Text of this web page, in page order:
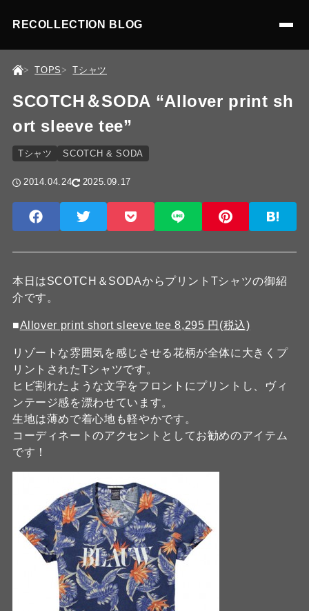
RECOLLECTION BLOG
TOPS Tシャツ
SCOTCH＆SODA “Allover print sh
ort sleeve tee”
Tシャツ SCOTCH & SODA
2014.04.24 2025.09.17
本日はSCOTCH＆SODAからプリントTシャツの御紹
介です。
■Allover print short sleeve tee 8,295 円(税込)
リゾートな雰囲気を感じさせる花柄が全体に大きくプ
リントされたTシャツです。
ヒビ割れたような文字をフロントにプリントし、ヴィ
ンテージ感を漂わせています。
生地は薄めで着心地も軽やかです。
コーディネートのアクセントとしてお勧めのアイテム
です！